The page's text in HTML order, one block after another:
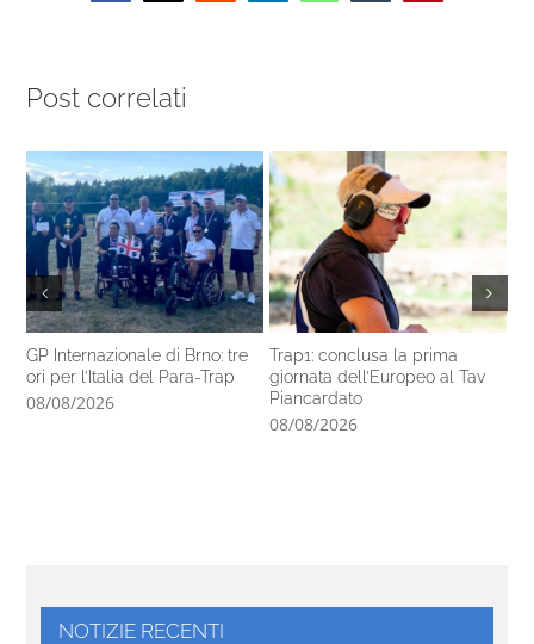
Post correlati
GP Internazionale di Brno: tre
ori per l’Italia del Para-Trap
08/08/2026
Trap1: conclusa la prima
giornata dell’Europeo al Tav
Piancardato
08/08/2026
NOTIZIE RECENTI